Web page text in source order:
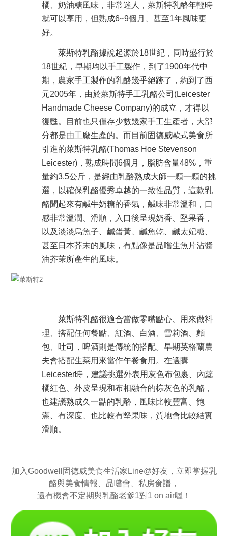
橘、奶油糖風味，非常迷人
，萊斯特乳酪年輕時
就可以享用，但熟成6~9個月、甚至1年風味更
好。
萊斯特乳酪據說起源於18世紀，同時盛行於
18世紀，早期均以手工製作，到了1900年代中
期，農家手工製作的乳酪幾乎絕跡了，約到了西
元2005年，由於萊斯特手工乳酪公司(Leicester
Handmade Cheese Company)的成立，才得以
復甦。目前也只僅存少數幾家手工生產者，大部
分都是由工廠生產的。而目前固德威歐式美食所
引進的萊斯特乳酪(Thomas Hoe Stevenson
Leicester)，熟成時間6個月， 脂肪含量48% ，重
量約3.5公斤， 是經由乳酪熟成大師一顆一顆的挑
選，以確保乳酪優秀卓越的一致性品質，這款乳
酪聞起來有鹹牛奶糖的香氣，鹹味非常溫和，口
感非常溫潤、滑順，入口後呈現奶香、堅果香，
以及淡淡烏魚子、鹹蛋黃、鹹魚乾、鹹太妃糖、
甚至日本芥末的風味，有點像是品嚐生魚片沾醬
油芥茉所產生的風味。
萊斯特乳酪很適合當做零嘴點心、用來做料
理、搭配任何餐點、紅酒、白酒、雪莉酒、麵
包、吐司，啤酒則是傳統的搭配。早期英格蘭農
夫會搭配生菜用來當作午餐食用。在選購
Leicester時，建議挑選外表用灰色布包裹、內蕊
橘紅色、外皮呈現和布相融合的棕灰色的乳酪，
也建議熟成久一點的乳酪，風味比較豐富、飽
滿、有深度、也比較有堅果味，質地會比較結實
滑順。
加入Goodwell固德威美食生活家Line@好友，立即掌握乳
酪與美食情報、品嚐會、私房食譜，
還有機會不定期與乳酪老爹1對1 on air喔！